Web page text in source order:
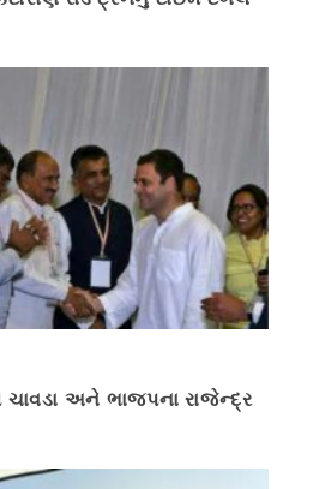
ચાવડા અને ભાજપના રાજેન્દ્ર